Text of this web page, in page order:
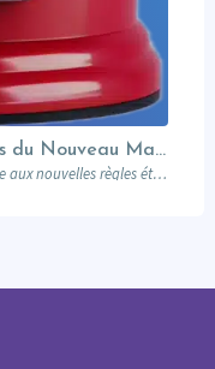
Stratégie Marketing : les règles du Nouveau Manuel B2B selon Jon Miller
Revoyez votre stratégie marketing B2B grâce aux nouvelles règles établies par Jon Miller. Apprenez des erreurs du passé pour réussir dans un marché en constante évolution.